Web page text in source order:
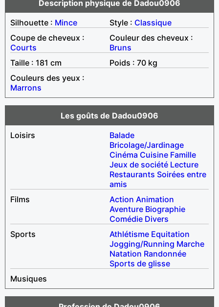
Description physique de Dadou0906
Silhouette : Mince Style : Classique
Coupe de cheveux :
Courts
Couleur des cheveux :
Bruns
Taille : 181 cm
Poids : 70 kg
Couleurs des yeux :
Marrons
Les goûts de Dadou0906
Loisirs
Balade
Bricolage/Jardinage
Cinéma Cuisine Famille
Jeux de société Lecture
Restaurants Soirées entre
amis
Films
Action Animation
Aventure Biographie
Comédie Divers
Sports
Athlétisme Equitation
Jogging/Running Marche
Natation Randonnée
Sports de glisse
Musiques